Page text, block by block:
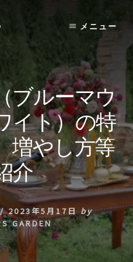
メニュー
ブルーマウ
イト）の特
増やし方等
介
2023年5月17日 by
GARDEN